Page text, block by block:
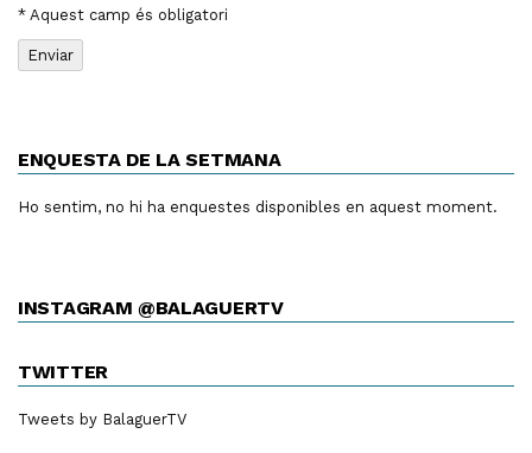
* Aquest camp és obligatori
ENQUESTA DE LA SETMANA
Ho sentim, no hi ha enquestes disponibles en aquest moment.
INSTAGRAM @BALAGUERTV
TWITTER
Tweets by BalaguerTV